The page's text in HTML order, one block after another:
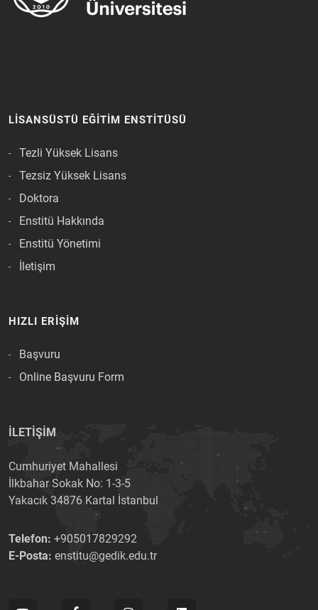
LISANSÜSTÜ EĞITIM ENSTITÜSÜ
Tezli Yüksek Lisans
Tezsiz Yüksek Lisans
Doktora
Enstitü Hakkında
Enstitü Yönetimi
İletişim
HIZLI ERIŞIM
Başvuru
Online Başvuru Form
İLETİŞİM
Cumhuriyet Mahallesi
İlkbahar Sokak No: 1-3-5
Yakacık 34876 Kartal İstanbul
Telefon: +905017829292
E-Posta: enstitu@gedik.edu.tr